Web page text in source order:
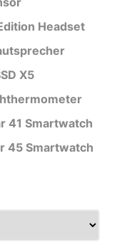
Headset
X5
41 Smartwatch
45 Smartwatch